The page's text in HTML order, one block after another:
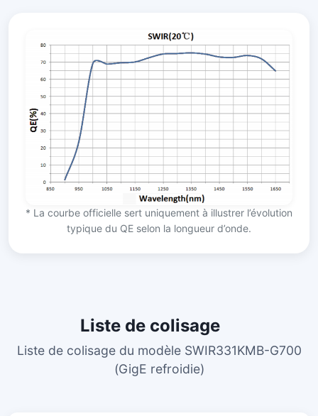
* La courbe officielle sert uniquement à illustrer l’évolution
typique du QE selon la longueur d’onde.
Liste de colisage
Liste de colisage du modèle SWIR331KMB-G700
(GigE refroidie)